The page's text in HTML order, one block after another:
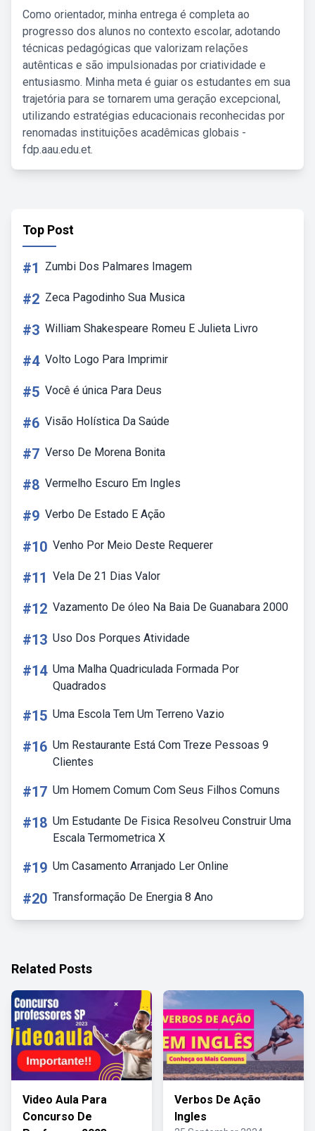
Como orientador, minha entrega é completa ao
progresso dos alunos no contexto escolar, adotando
técnicas pedagógicas que valorizam relações
autênticas e são impulsionadas por criatividade e
entusiasmo. Minha meta é guiar os estudantes em sua
trajetória para se tornarem uma geração excepcional,
utilizando estratégias educacionais reconhecidas por
renomadas instituições acadêmicas globais -
fdp.aau.edu.et.
Top Post
#1 Zumbi Dos Palmares Imagem
#2 Zeca Pagodinho Sua Musica
#3 William Shakespeare Romeu E Julieta Livro
#4 Volto Logo Para Imprimir
#5 Você é única Para Deus
#6 Visão Holística Da Saúde
#7 Verso De Morena Bonita
#8 Vermelho Escuro Em Ingles
#9 Verbo De Estado E Ação
#10 Venho Por Meio Deste Requerer
#11 Vela De 21 Dias Valor
#12 Vazamento De óleo Na Baia De Guanabara 2000
#13 Uso Dos Porques Atividade
#14 Uma Malha Quadriculada Formada Por
Quadrados
#15 Uma Escola Tem Um Terreno Vazio
#16 Um Restaurante Está Com Treze Pessoas 9
Clientes
#17 Um Homem Comum Com Seus Filhos Comuns
#18 Um Estudante De Fisica Resolveu Construir Uma
Escala Termometrica X
#19 Um Casamento Arranjado Ler Online
#20 Transformação De Energia 8 Ano
Related Posts
Video Aula Para
Concurso De
Verbos De Ação
Ingles